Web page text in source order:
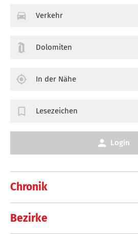
Chronik
Bezirke
Verkehr
Dolomiten
In der Nähe
Lesezeichen
Login